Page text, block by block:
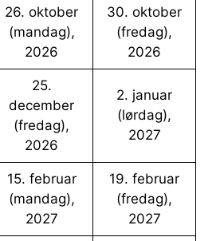
26. oktober
(mandag),
2026
30. oktober
(fredag),
2026
25.
december
(fredag),
2026
2. januar
(lørdag),
2027
15. februar
(mandag),
2027
19. februar
(fredag),
2027